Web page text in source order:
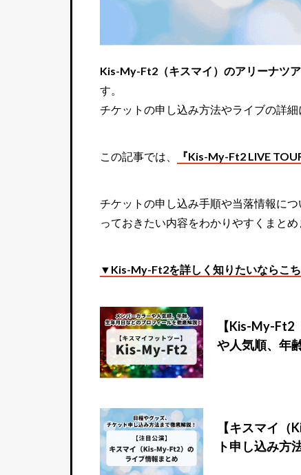
Kis-My-Ft2（キスマイ）のアリーナツア
す。
チケットの申し込み方法やライブの詳
この記事では、 『Kis-My-Ft2 LIVE
チケットの申し込み手順や当落情報に
っておきたい内容をわかりやすくまとめ
▼Kis-My-Ft2を詳しく知りたいならこち
【Kis-My-Ft2
や人気順、年
【キスマイ
ト申し込み方